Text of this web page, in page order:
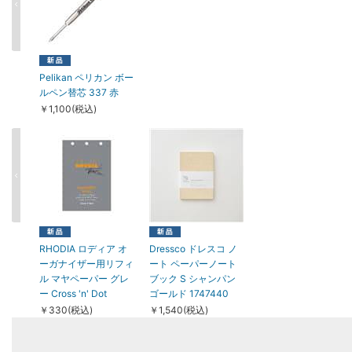
Pelikan ペリカン ボー
ルペン替芯 337 赤
￥1,100(税込)
RHODIA ロディア オ
ーガナイザー用リフィ
ル マヤペーパー グレ
ー Cross 'n' Dot
￥330(税込)
Dressco ドレスコ ノ
ート ペーパーノート
ブック S シャンパン
ゴールド 1747440
￥1,540(税込)